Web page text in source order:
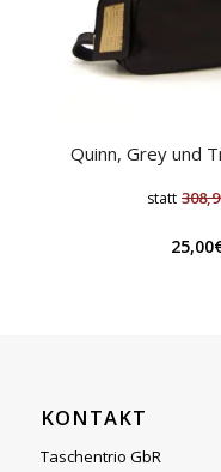
Quinn, Grey und
statt
25,00
KONTAKT
Taschentrio GbR